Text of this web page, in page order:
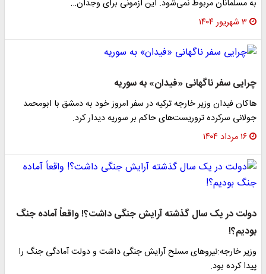
به مسلمانان مربوط نمی‌شود. این آزمونی برای وجدان…
۳ شهریور ۱۴۰۴
چرایی سفر ناگهانی «فیدان» به سوریه
هاکان فیدان وزیر خارجه ترکیه در سفر امروز خود به دمشق با ابومحمد
جولانی سرکرده تروریست‌های حاکم بر سوریه دیدار کرد.
۱۶ مرداد ۱۴۰۴
دولت در یک سال گذشته آرایش جنگی داشت؟! واقعاً آماده جنگ
بودیم؟!
وزیر خارجه:نیروهای مسلح آرایش جنگی داشت و دولت آمادگی جنگ را
پیدا کرده بود.